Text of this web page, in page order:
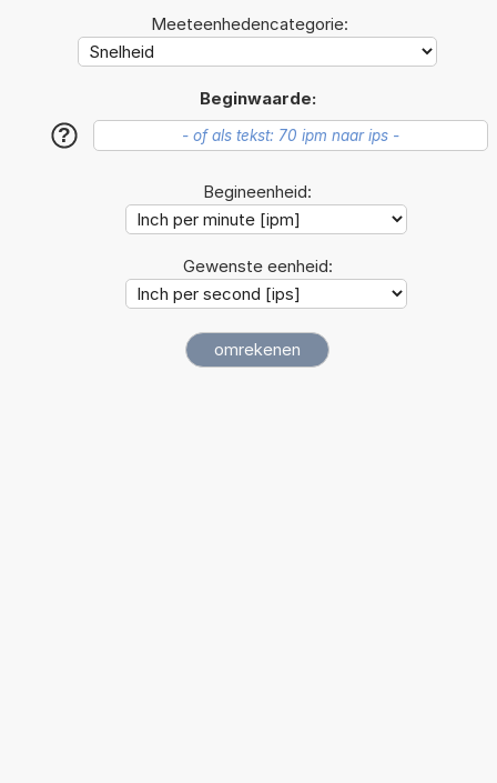
Meeteenhedencategorie:
Beginwaarde:
?
Begineenheid:
Gewenste eenheid: